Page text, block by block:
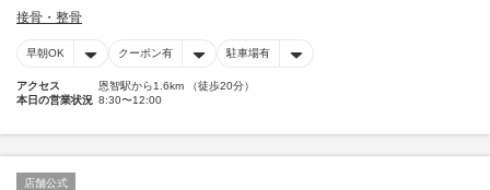
接骨・整骨
早朝OK クーポン有 駐車場有
アクセス
恩智駅から1.6km （徒歩20分）
本日の営業状況 8:30〜12:00
店舗公式